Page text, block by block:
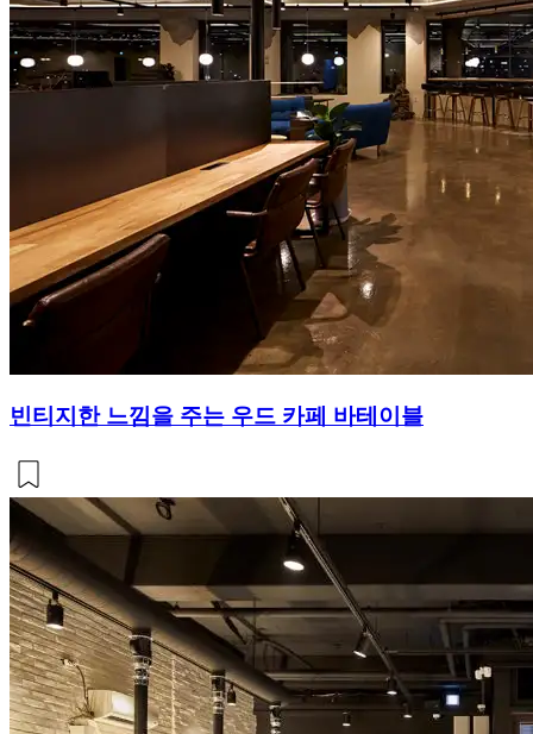
빈티지한 느낌을 주는 우드 카페 바테이블